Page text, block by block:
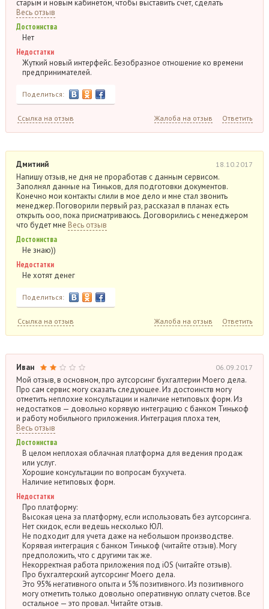
старым и новым кабинетом, чтобы выставить счет, сделать
Весь отзыв
Достоинства
Нет
Недостатки
Жуткий новый интерфейс. Безобразное отношение ко времени
предпринимателей.
Поделиться:
Ссылка на отзыв Жалоба на отзыв Ответить
Дмитиий 18.10.2017
Напишу отзыв, не дня не проработав с данным сервисом.
Заполнял данные на Тиньков, для подготовки документов.
Конечно мои контакты слили в мое дело и мне стал звонить
менеджер. Поговорили первый раз, рассказал в планах есть
открыть ооо, пока присматриваюсь. Договорились с менеджером
что будет мне Весь отзыв
Достоинства
Не знаю))
Недостатки
Не хотят денег
Поделиться:
Ссылка на отзыв Жалоба на отзыв Ответить
Иван 06.09.2017
Мой отзыв, в основном, про аутсорсинг бухгалтерии Моего дела.
Про сам сервис могу сказать следующее. Из достоинств могу
отметить неплохие консультации и наличие нетиповых форм. Из
недостатков — довольно корявую интеграцию с банком Тинькоф
и работу мобильного приложения. Интеграция плоха тем,
Весь отзыв
Достоинства
В целом неплохая облачная платформа для ведения продаж
или услуг.
Хорошие консультации по вопросам бухучета.
Наличие нетиповых форм.
Недостатки
Про платформу:
Высокая цена за платформу, если использовать без аутсорсинга.
Нет скидок, если ведешь несколько ЮЛ.
Не подходит для учета даже на небольшом производстве.
Корявая интеграция с банком Тинькоф (читайте отзыв). Могу
предположить, что с другими так же.
Некорректная работа приложения под iOS (читайте отзыв).
Про бухгалтерский аутсорсинг Моего дела.
Это 95% негативного опыта и 5% позитивного. Из позитивного
могу отметить только довольно оперативную оплату счетов. Все
остальное — это провал. Читайте отзыв.